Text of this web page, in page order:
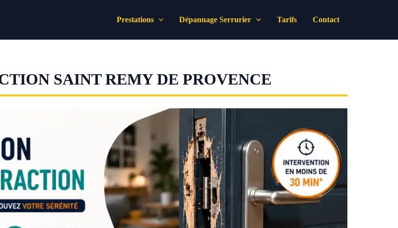
Prestations Dépannage Serrurier Tarifs Contact
SAINT REMY DE PROVENCE